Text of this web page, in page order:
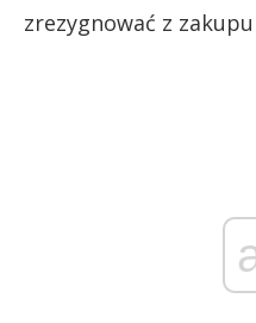
zrezygnować z